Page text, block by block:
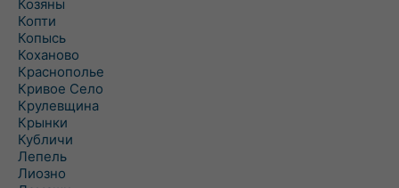
Козяны
Копти
Копысь
Коханово
Краснополье
Кривое Село
Крулевщина
Крынки
Кубличи
Лепель
Лиозно